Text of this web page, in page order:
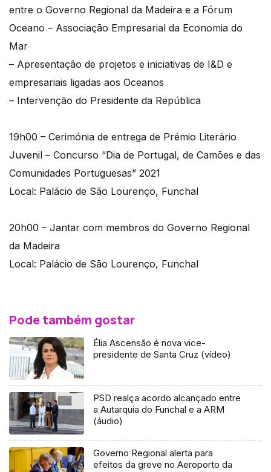
entre o Governo Regional da Madeira e a Fórum
Oceano – Associação Empresarial da Economia do
Mar
– Apresentação de projetos e iniciativas de I&D e
empresariais ligadas aos Oceanos
– Intervenção do Presidente da República
19h00 – Cerimónia de entrega de Prémio Literário
Juvenil – Concurso “Dia de Portugal, de Camões e das
Comunidades Portuguesas” 2021
Local: Palácio de São Lourenço, Funchal
20h00 – Jantar com membros do Governo Regional
da Madeira
Local: Palácio de São Lourenço, Funchal
Pode também gostar
Élia Ascensão é nova vice-
presidente de Santa Cruz (vídeo)
PSD realça acordo alcançado entre
a Autarquia do Funchal e a ARM
(áudio)
Governo Regional alerta para
efeitos da greve no Aeroporto da